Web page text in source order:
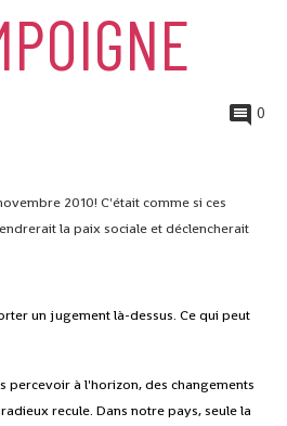
0
2010! C'était comme si ces
la paix sociale et déclencherait
un jugement là-dessus. Ce qui peut
percevoir à l'horizon, des changements
recule. Dans notre pays, seule la